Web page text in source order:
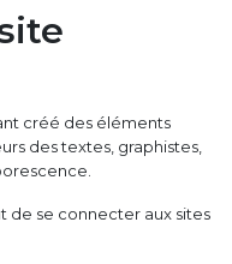
créé des éléments
des textes, graphistes,
de se connecter aux sites